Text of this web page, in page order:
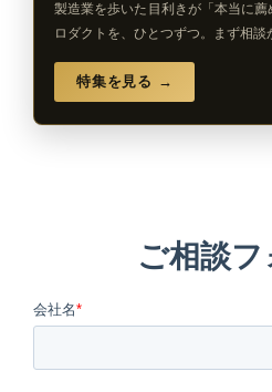
製造業を歩いた目利きが「本当に
ロダクトを、ひとつずつ。まず相談
特集を見る →